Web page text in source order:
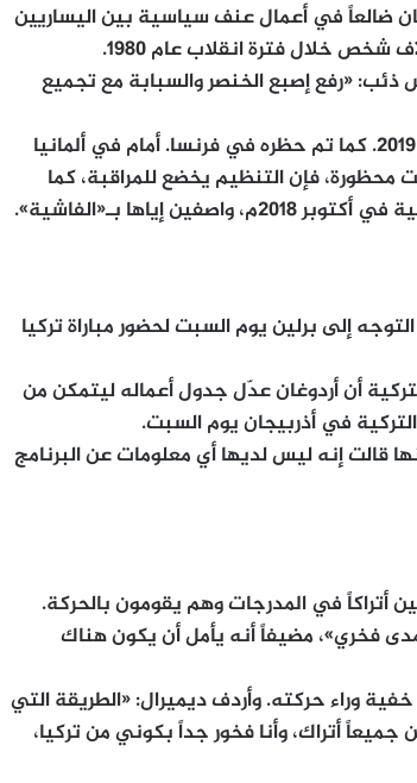
ضالعاً في أعمال عنف سياسية بين اليساريين
خلال فترة انقلاب عام 1980.
ذئب: «رفع إصبع الخنصر والسبابة مع تجميع
وتم حظر رموز جماعة الذئاب الرمادية في النمسا عام 2019. كما تم حظره في فرنسا. أمام في ألمانيا
محظورة، فإن التنظيم يخضع للمراقبة، كما
بـ«الفاشية».
إلى برلين يوم السبت لحضور مباراة تركيا
أن أردوغان عدّل جدول أعماله ليتمكن من
في أذربيجان يوم السبت.
قالت إنه ليس لديها أي معلومات عن البرنامج
أتراكاً في المدرجات وهم يقومون بالحركة.
فخري»، مضيفاً أنه يأمل أن يكون هناك
خفية وراء حركته. وأردف ديميرال: «الطريقة التي
أتراك، وأنا فخور جداً بكوني من تركيا،